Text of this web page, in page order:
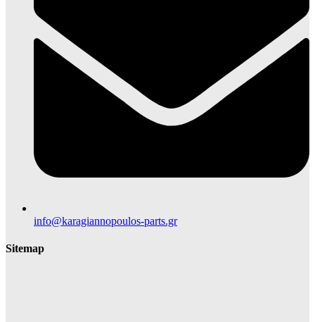
info@karagiannopoulos-parts.gr
Sitemap